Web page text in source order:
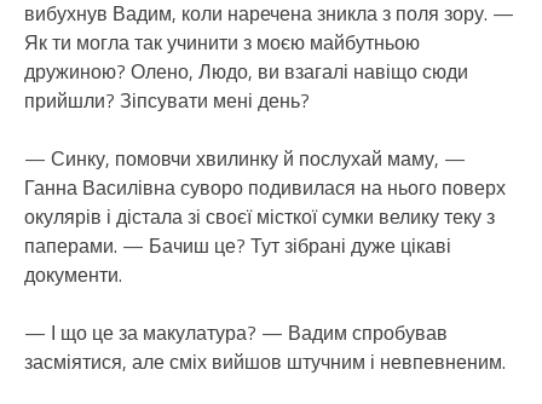
вибухнув Вадим, коли наречена зникла з поля зору. —
Як ти могла так учинити з моєю майбутньою
дружиною? Олено, Людо, ви взагалі навіщо сюди
прийшли? Зіпсувати мені день?
— Синку, помовчи хвилинку й послухай маму, —
Ганна Василівна суворо подивилася на нього поверх
окулярів і дістала зі своєї місткої сумки велику теку з
паперами. — Бачиш це? Тут зібрані дуже цікаві
документи.
— І що це за макулатура? — Вадим спробував
засміятися, але сміх вийшов штучним і невпевненим.